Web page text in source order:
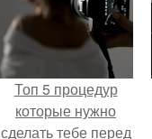
Топ 5 процедур
которые нужно
сделать тебе перед